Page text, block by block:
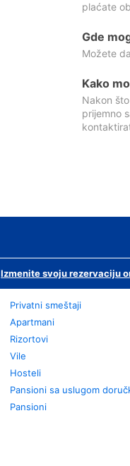
plaćate
Gde
Možete
Kako
Nakon
prijemno
Izmenite svoju rezervaciju
Privatni smeštaji
Apartmani
Rizortovi
Vile
Hosteli
Pansioni sa uslugom
Pansioni